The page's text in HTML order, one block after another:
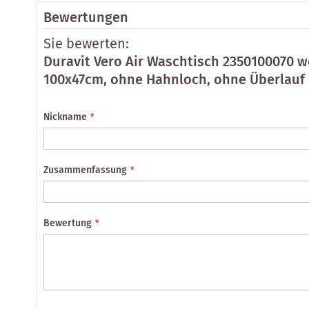
Bewertungen
Sie bewerten:
Duravit Vero Air Waschtisch 2350100070
100x47cm, ohne Hahnloch, ohne Überlauf
Nickname
Zusammenfassung
Bewertung